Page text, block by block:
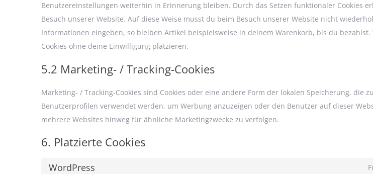
Benutzereinstellungen weiterhin in Erinnerung bleiben. Durch das Setzen funktionaler Cookies
Besuch unserer Website. Auf diese Weise musst du beim Besuch unserer Website nicht
Informationen eingeben, so bleiben Artikel beispielsweise in deinem Warenkorb, bis du bezahlst.
Cookies ohne deine Einwilligung platzieren.
5.2 Marketing- / Tracking-Cookies
Marketing- / Tracking-Cookies sind Cookies oder eine andere Form der lokalen Speicherung, die
Benutzerprofilen verwendet werden, um Werbung anzuzeigen oder den Benutzer auf dieser
mehrere Websites hinweg für ähnliche Marketingzwecke zu verfolgen.
6. Platzierte Cookies
WordPress